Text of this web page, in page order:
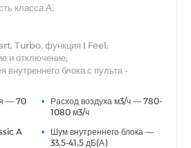
класса А;
Turbo, функция I Feel;
и отключение;
внутреннего блока с пульта -
дренажа (левое или правое);
— 70
A
•
Расход воздуха м3/ч — 780-
1080 м3/ч
•
Шум внутреннего блока —
33,5-41,5 дБ(А)